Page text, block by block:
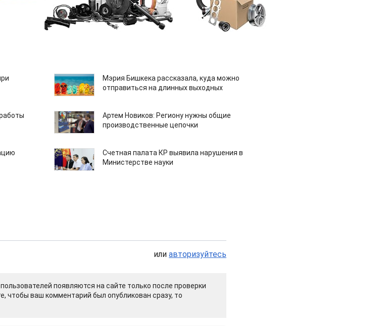
Мэрия Бишкека рассказала, куда можно
отправиться на длинных выходных
Артем Новиков: Региону нужны общие
производственные цепочки
Счетная палата КР выявила нарушения в
Министерстве науки
или авторизуйтесь
появляются на сайте только после проверки
чтобы ваш комментарий был опубликован сразу, то